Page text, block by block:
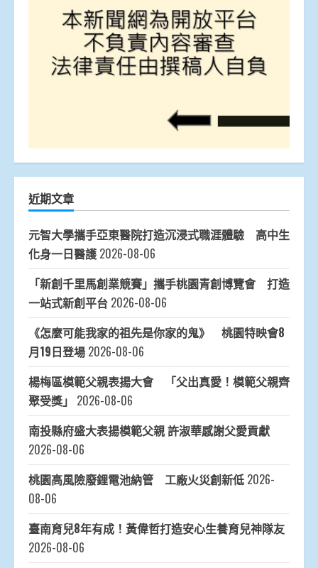
近期文章
元智大學攜手亞東醫院打造沉浸式職涯體驗 高中生
化身一日醫護 2026-08-06
「新創千里馬創業競賽」攜手桃園青創博覽會 打造
一站式新創平台 2026-08-06
《怎麼可能我家的祖先是你家的鬼》 桃園特映會8
月19日登場 2026-08-06
楊梅區模範父親表揚大會 「父出真愛！模範父親齊
聚受獎」 2026-08-06
南投縣府盛大表揚模範父親 許淑華感謝父愛貢獻
2026-08-06
桃園高風險廢鋰電池納管 工廠火災創新低 2026-
08-06
臺南育兒8年有成！黃偉哲打造安心生養育兒神隊友
2026-08-06